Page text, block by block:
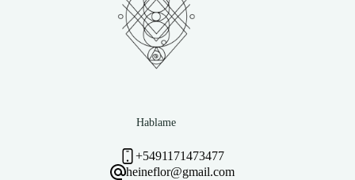
Hablame
+5491171473477
heineflor@gmail.com